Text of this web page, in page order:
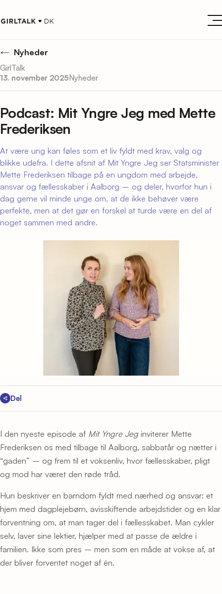
Nyheder
GirlTalk
13. november 2025Nyheder
Podcast: Mit Yngre Jeg med Mette
Frederiksen
At være ung kan føles som et liv fyldt med krav, valg og
blikke udefra. I dette afsnit af Mit Yngre Jeg ser Statsminister
Mette Frederiksen tilbage på en ungdom med arbejde,
ansvar og fællesskaber i Aalborg – og deler, hvorfor hun i
dag gerne vil minde unge om, at de ikke behøver være
perfekte, men at det gør en forskel at turde være en del af
noget sammen med andre.
Del
I den nyeste episode af Mit Yngre Jeginviterer Mette
Frederiksen os med tilbage til Aalborg, sabbatår og nætter i
“gaden” – og frem til et voksenliv, hvor fællesskaber, pligt
og mod har været den røde tråd.
Hun beskriver en barndom fyldt med nærhed og ansvar: et
hjem med dagplejebørn, avisskiftende arbejdstider og en klar
forventning om, at man tager del i fællesskabet. Man cykler
selv, laver sine lektier, hjælper med at passe de ældre i
familien. Ikke som pres – men som en måde at vokse af, at
der bliver forventet noget af én.